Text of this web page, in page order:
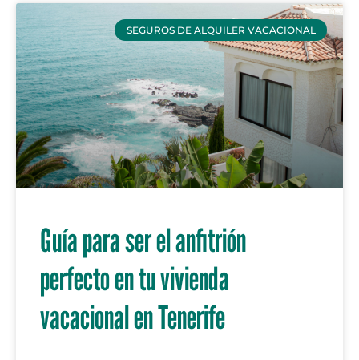
SEGUROS DE ALQUILER VACACIONAL
Guía para ser el anfitrión
perfecto en tu vivienda
vacacional en Tenerife